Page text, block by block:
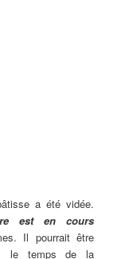
a été vidée.
est en cours
Il pourrait être
le temps de la